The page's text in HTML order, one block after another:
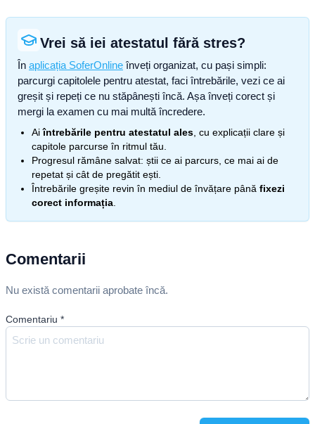
Vrei să iei atestatul fără stres?
În aplicația SoferOnline înveți organizat, cu pași simpli:
parcurgi capitolele pentru atestat, faci întrebările, vezi ce ai
greșit și repeți ce nu stăpânești încă. Așa înveți corect și
mergi la examen cu mai multă încredere.
Aiîntrebările pentru atestatul ales , cu explicații clare și
capitole parcurse în ritmul tău.
Progresul rămâne salvat: știi ce ai parcurs, ce mai ai de
repetat și cât de pregătit ești.
Întrebările greșite revin în mediul de învățare până fixezi
corect informația
Comentarii
Nu există comentarii aprobate încă.
Comentariu *